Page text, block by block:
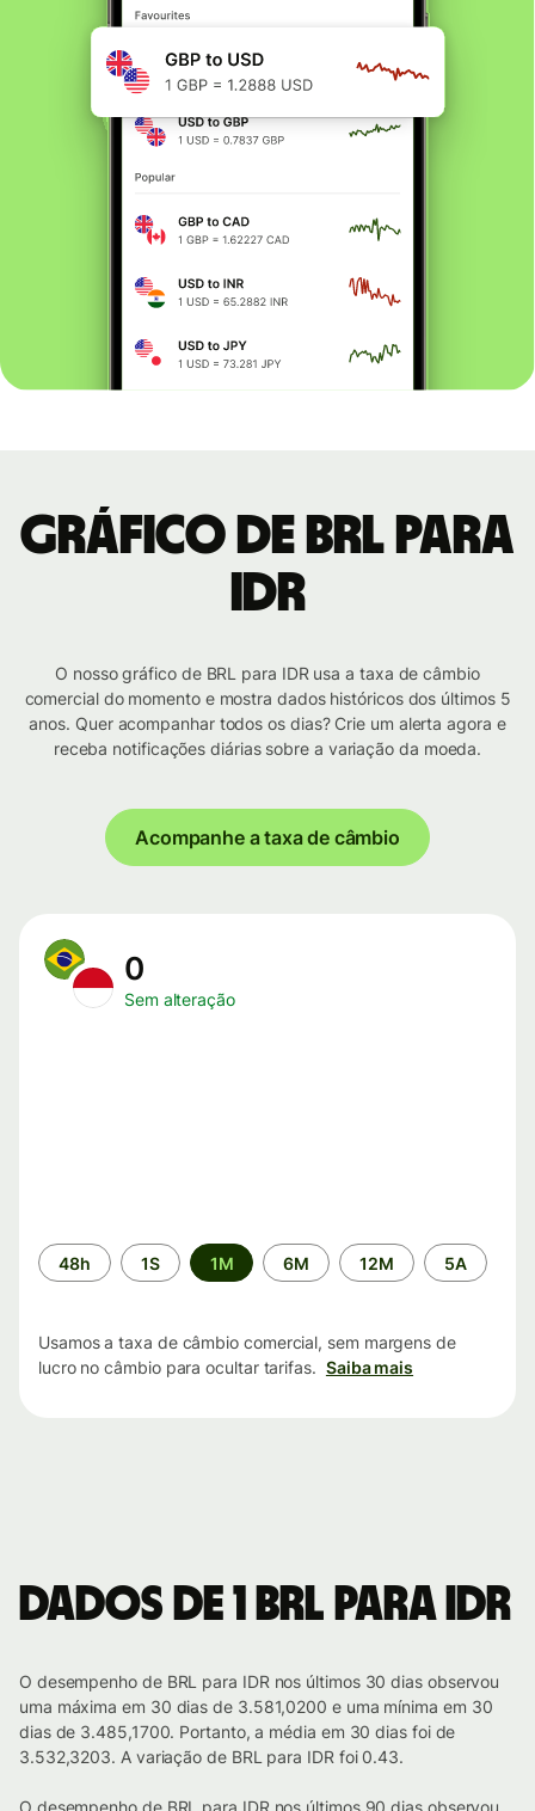
Gráfico de BRL para
IDR
O nosso gráfico de BRL para IDR usa a taxa de câmbio
comercial do momento e mostra dados históricos dos últimos 5
anos. Quer acompanhar todos os dias? Crie um alerta agora e
receba notificações diárias sobre a variação da moeda.
Acompanhe a taxa de câmbio
0
Sem alteração
Período
de
48h 1S 1M 6M 12M 5A
Usamos a taxa de câmbio comercial, sem margens de
lucro no câmbio para ocultar tarifas. Saiba mais
Dados de 1 BRL para IDR
O desempenho de BRL para IDR nos últimos 30 dias observou
uma máxima em 30 dias de 3.581,0200 e uma mínima em 30
dias de 3.485,1700. Portanto, a média em 30 dias foi de
3.532,3203. A variação de BRL para IDR foi 0.43.